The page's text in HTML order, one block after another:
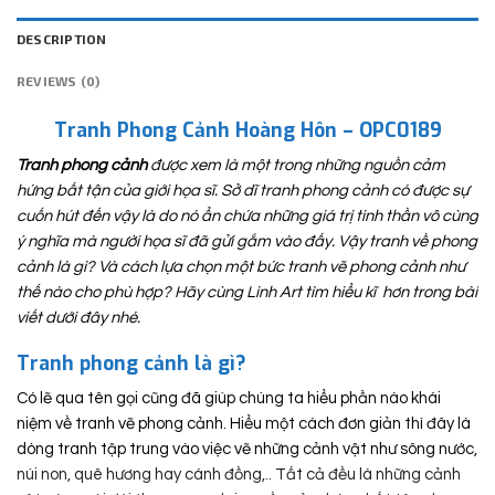
DESCRIPTION
REVIEWS (0)
Tranh Phong Cảnh Hoàng Hôn – OPC0189
Tranh phong cảnhđược xem là một trong những nguồn cảm
hứng bất tận của giới họa sĩ. Sở dĩ tranh phong cảnh có được sự
cuốn hút đến vậy là do nó ẩn chứa những giá trị tinh thần vô cùng
ý nghĩa mà người họa sĩ đã gửi gắm vào đấy. Vậy tranh về phong
cảnh là gì? Và cách lựa chọn một bức tranh vẽ phong cảnh như
thế nào cho phù hợp? Hãy cùng Linh Art tìm hiểu kĩ hơn trong bài
viết dưới đây nhé.
Tranh phong cảnh là gì?
Có lẽ qua tên gọi cũng đã giúp chúng ta hiểu phần nào khái
niệm về tranh vẽ phong cảnh. Hiểu một cách đơn giản thì đây là
dòng tranh tập trung vào việc vẽ những cảnh vật như sông nước,
núi non, quê hương hay cánh đồng,.. Tất cả đều là những cảnh